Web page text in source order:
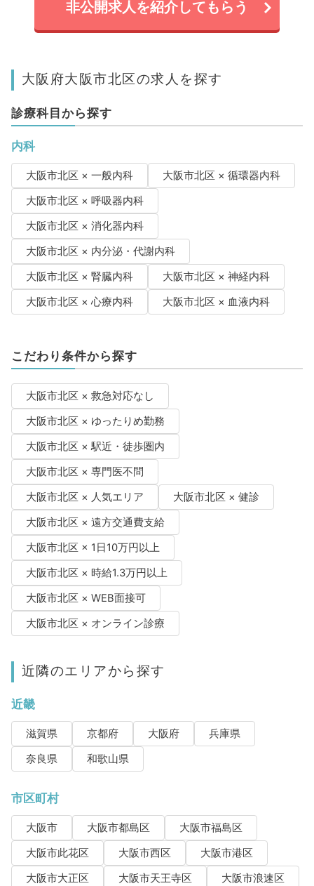
非公開求人を紹介してもらう
大阪府大阪市北区の求人を探す
診療科目から探す
内科
大阪市北区 × 一般内科
大阪市北区 × 循環器内科
大阪市北区 × 呼吸器内科
大阪市北区 × 消化器内科
大阪市北区 × 内分泌・代謝内科
大阪市北区 × 腎臓内科
大阪市北区 × 神経内科
大阪市北区 × 心療内科
大阪市北区 × 血液内科
こだわり条件から探す
大阪市北区 × 救急対応なし
大阪市北区 × ゆったりめ勤務
大阪市北区 × 駅近・徒歩圏内
大阪市北区 × 専門医不問
大阪市北区 × 人気エリア
大阪市北区 × 健診
大阪市北区 × 遠方交通費支給
大阪市北区 × 1日10万円以上
大阪市北区 × 時給1.3万円以上
大阪市北区 × WEB面接可
大阪市北区 × オンライン診療
近隣のエリアから探す
近畿
滋賀県 京都府 大阪府
兵庫県
奈良県
和歌山県
市区町村
大阪市 大阪市都島区
大阪市福島区
大阪市此花区
大阪市西区
大阪市港区
大阪市大正区
大阪市天王寺区
大阪市浪速区